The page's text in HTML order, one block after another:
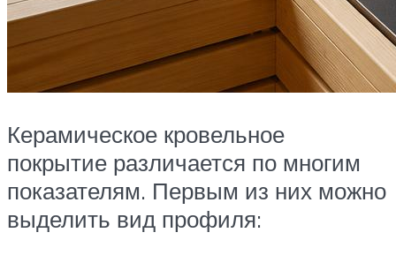
Керамическое кровельное
покрытие различается по многим
показателям. Первым из них можно
выделить вид профиля: